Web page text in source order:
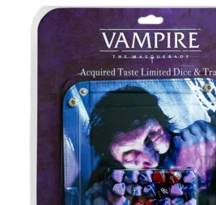
wynosiła:
249.99 zł.
wynosi:
139.99 zł.